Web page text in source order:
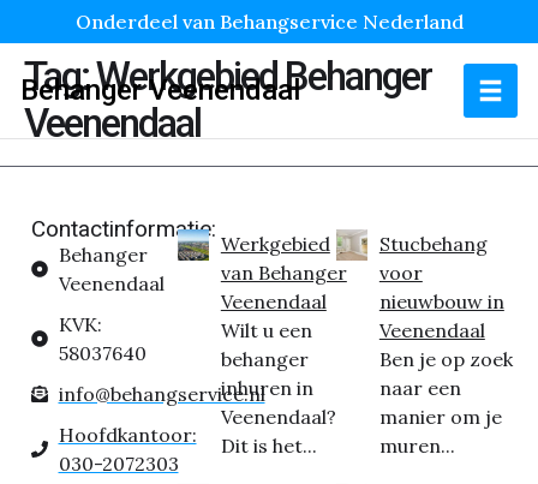
Onderdeel van Behangservice Nederland
Behanger Veenendaal
Tag:Werkgebied Behanger
Veenendaal
Contactinformatie:
Behanger
Veenendaal
KVK:
58037640
info@behangservice.nl
Hoofdkantoor:
030-2072303
Werkgebied
van Behanger
Veenendaal
Wilt u een
behanger
inhuren in
Veenendaal?
Dit is het...
Stucbehang
voor
nieuwbouw in
Veenendaal
Ben je op zoek
naar een
manier om je
muren...